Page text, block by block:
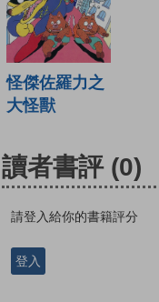
怪傑佐羅力之
大怪獸
讀者書評 (0)
請登入給你的書籍評分
登入